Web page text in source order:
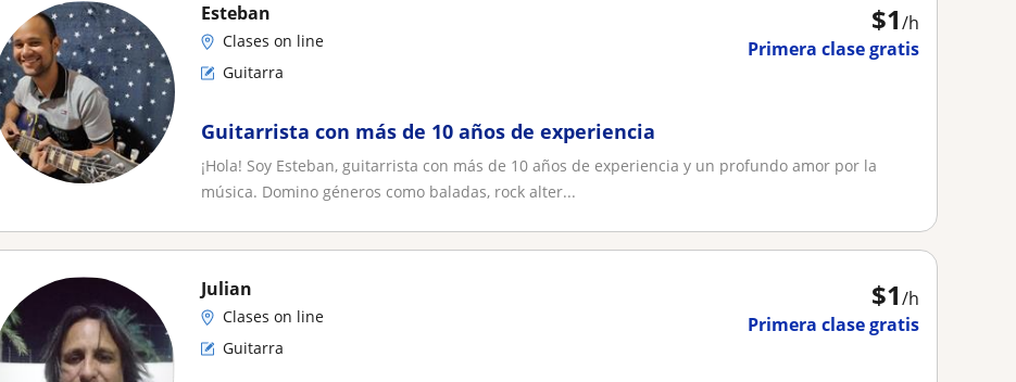
$1/h
Primera clase gratis
Esteban
Clases on line
Guitarra
Guitarrista con más de 10 años de experiencia
¡Hola! Soy Esteban, guitarrista con más de 10 años de experiencia y un profundo amor por la
música. Domino géneros como baladas, rock alter...
$1/h
Primera clase gratis
Julian
Clases on line
Guitarra